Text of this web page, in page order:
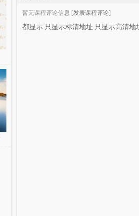
暂无课程评论信息 [发表课程评论]
都显示 只显示标清地址 只显示高清地